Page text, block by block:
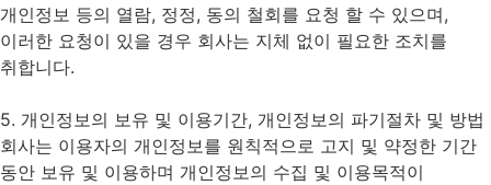
개인정보 등의 열람, 정정, 동의 철회를 요청 할 수 있으며,
이러한 요청이 있을 경우 회사는 지체 없이 필요한 조치를
취합니다.
5. 개인정보의 보유 및 이용기간, 개인정보의 파기절차 및 방법
회사는 이용자의 개인정보를 원칙적으로 고지 및 약정한 기간
동안 보유 및 이용하며 개인정보의 수집 및 이용목적이